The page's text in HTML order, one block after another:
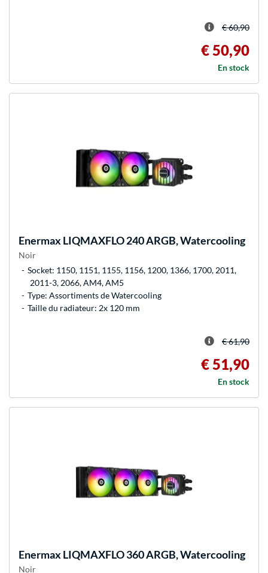
€ 60,90
€ 50,90
En stock
EnermaxLIQMAXFLO 240 ARGB, Watercooling
Noir
Socket: 1150, 1151, 1155, 1156, 1200, 1366, 1700, 2011,
2011-3, 2066, AM4, AM5
Type: Assortiments de Watercooling
Taille du radiateur: 2x 120 mm
€ 61,90
€ 51,90
En stock
EnermaxLIQMAXFLO 360 ARGB, Watercooling
Noir